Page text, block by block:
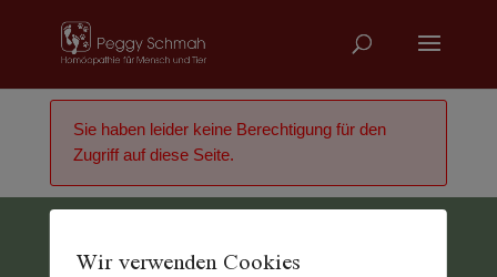
Sie haben leider keine Berechtigung für den
Zugriff auf diese Seite.
Vertrag widerrufen
Wir verwenden Cookies